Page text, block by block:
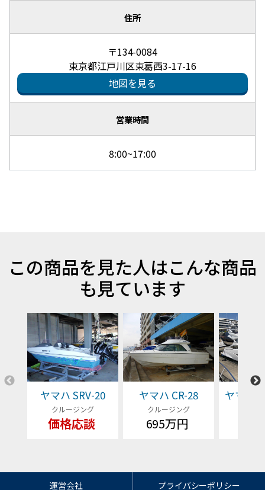
住所
〒134-0084
東京都江戸川区東葛西3-17-16
地図を見る
営業時間
8:00~17:00
この商品を見た人はこんな商品
も見ています
ヤマハ SRV-20
クルージング
価格応談
ヤマハ CR-28
クルージング
695万円
ヤマハ
運営会社 プライバシーポリシー